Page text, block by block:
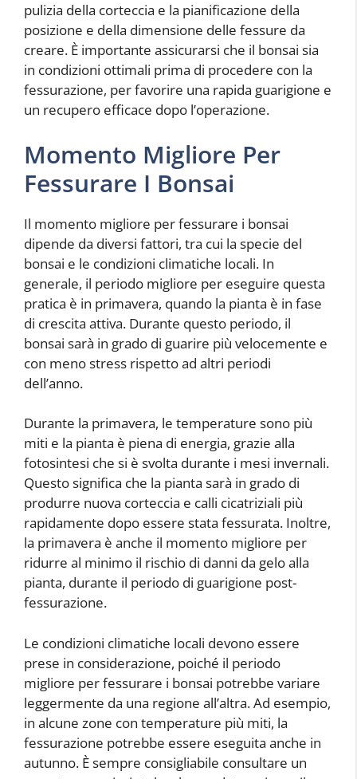
pulizia della corteccia e la pianificazione della
posizione e della dimensione delle fessure da
creare. È importante assicurarsi che il bonsai sia
in condizioni ottimali prima di procedere con la
fessurazione, per favorire una rapida guarigione e
un recupero efficace dopo l’operazione.
Momento Migliore Per
Fessurare I Bonsai
Il momento migliore per fessurare i bonsai
dipende da diversi fattori, tra cui la specie del
bonsai e le condizioni climatiche locali. In
generale, il periodo migliore per eseguire questa
pratica è in primavera, quando la pianta è in fase
di crescita attiva. Durante questo periodo, il
bonsai sarà in grado di guarire più velocemente e
con meno stress rispetto ad altri periodi
dell’anno.
Durante la primavera, le temperature sono più
miti e la pianta è piena di energia, grazie alla
fotosintesi che si è svolta durante i mesi invernali.
Questo significa che la pianta sarà in grado di
produrre nuova corteccia e calli cicatriziali più
rapidamente dopo essere stata fessurata. Inoltre,
la primavera è anche il momento migliore per
ridurre al minimo il rischio di danni da gelo alla
pianta, durante il periodo di guarigione post-
fessurazione.
Le condizioni climatiche locali devono essere
prese in considerazione, poiché il periodo
migliore per fessurare i bonsai potrebbe variare
leggermente da una regione all’altra. Ad esempio,
in alcune zone con temperature più miti, la
fessurazione potrebbe essere eseguita anche in
autunno. È sempre consigliabile consultare un